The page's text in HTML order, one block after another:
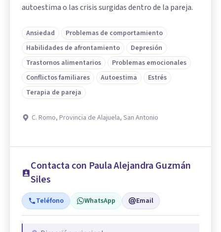
autoestima o las crisis surgidas dentro de la pareja.
Ansiedad
Problemas de comportamiento
Habilidades de afrontamiento
Depresión
Trastornos alimentarios
Problemas emocionales
Conflictos familiares
Autoestima
Estrés
Terapia de pareja
C. Romo, Provincia de Alajuela, San Antonio
Contacta con Paula Alejandra Guzmán
Siles
Teléfono WhatsApp Email